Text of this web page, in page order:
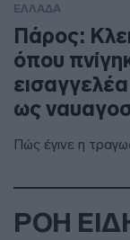
ΕΛΛΑΔΑ
Πάρος:
όπου
εισαγγελέα
ως
Πώς έγινε η
ΡΟΗ